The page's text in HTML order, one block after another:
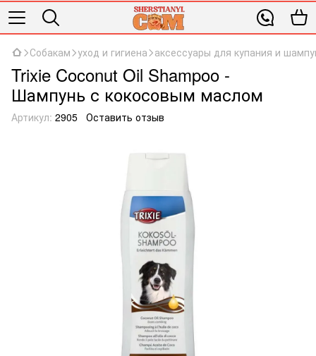
Собакам уход и гигиена аксессуары для купания и
Trixie Coconut Oil Shampoo -
Шампунь с кокосовым маслом
Артикул: 2905 Оставить отзыв